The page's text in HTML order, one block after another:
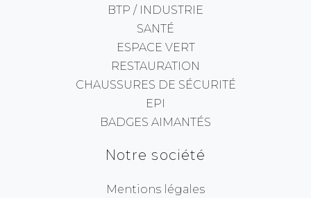
BTP / INDUSTRIE
SANTÉ
ESPACE VERT
RESTAURATION
CHAUSSURES DE SÉCURITÉ
EPI
BADGES AIMANTÉS
Notre société
Mentions légales